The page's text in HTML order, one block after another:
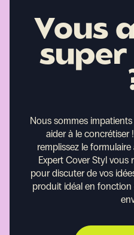
Vous
Nous sommes
aider à le concrétiser !
remplissez le
Expert Cover Styl
pour discuter de vos
produit idéal en fonction